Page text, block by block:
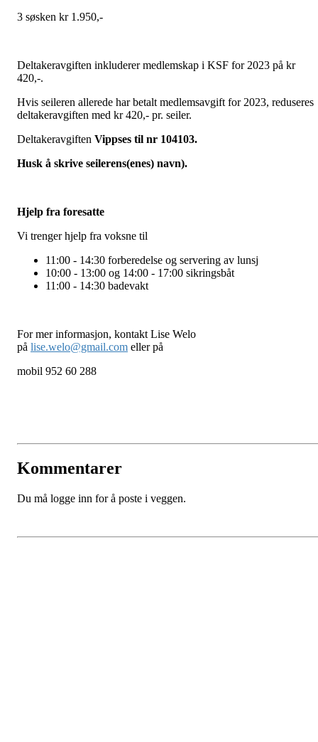
3 søsken kr 1.950,-
Deltakeravgiften inkluderer medlemskap i KSF for 2023 på kr
420,-.
Hvis seileren allerede har betalt medlemsavgift for 2023, reduseres
deltakeravgiften med kr 420,- pr. seiler.
Deltakeravgiften Vippses til nr 104103.
Husk å skrive seilerens(enes) navn).
Hjelp fra foresatte
Vi trenger hjelp fra voksne til
11:00 - 14:30 forberedelse og servering av lunsj
10:00 - 13:00 og 14:00 - 17:00 sikringsbåt
11:00 - 14:30 badevakt
For mer informasjon, kontakt Lise Welo
på lise.welo@gmail.com eller på
mobil 952 60 288
Kommentarer
Du må logge inn for å poste i veggen.